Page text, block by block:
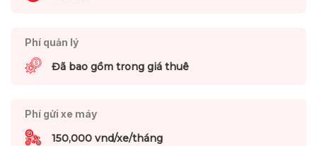
Phí quản lý
Đã bao gồm trong giá thuê
Phí gửi xe máy
150,000 vnd/xe/tháng